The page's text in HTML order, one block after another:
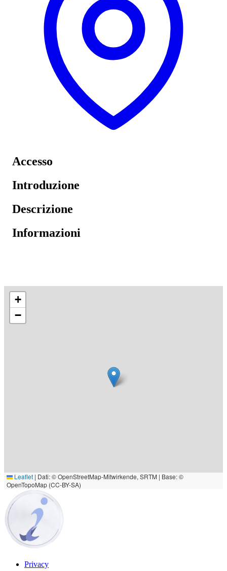
Accesso
Introduzione
Descrizione
Informazioni
+
−
Leaflet | Dati: © OpenStreetMap-Mitwirkende, SRTM | Base: ©
OpenTopoMap (CC-BY-SA)
Privacy